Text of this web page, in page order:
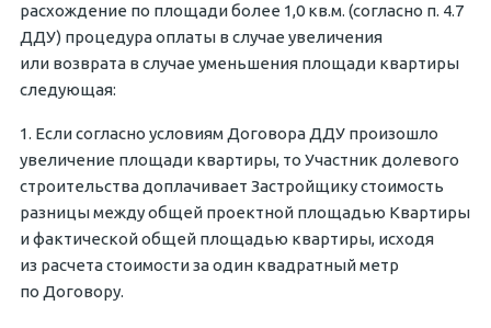
расхождение по площади более 1,0 кв.м. (согласно п. 4.7
ДДУ) процедура оплаты в случае увеличения
или возврата в случае уменьшения площади квартиры
следующая:
1. Если согласно условиям Договора ДДУ произошло
увеличение площади квартиры, то Участник долевого
строительства доплачивает Застройщику стоимость
разницы между общей проектной площадью Квартиры
и фактической общей площадью квартиры, исходя
из расчета стоимости за один квадратный метр
по Договору.